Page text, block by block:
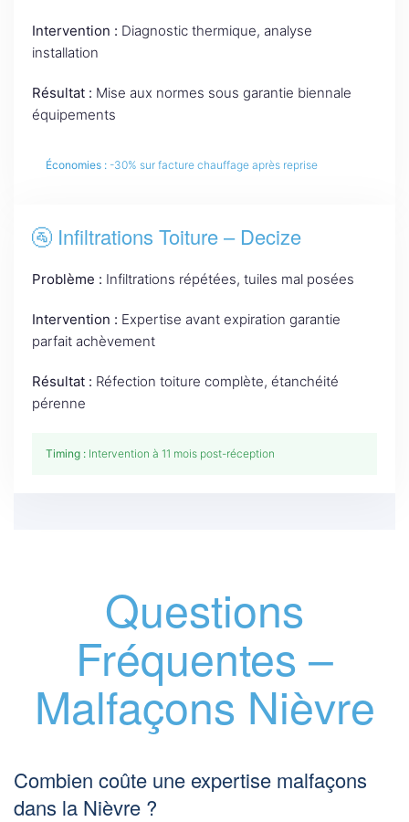
Intervention : Diagnostic thermique, analyse
installation
Résultat : Mise aux normes sous garantie biennale
équipements
Économies : -30% sur facture chauffage après reprise
🚰 Infiltrations Toiture – Decize
Problème : Infiltrations répétées, tuiles mal posées
Intervention : Expertise avant expiration garantie
parfait achèvement
Résultat : Réfection toiture complète, étanchéité
pérenne
Timing : Intervention à 11 mois post-réception
Questions
Fréquentes –
Malfaçons Nièvre
Combien coûte une expertise malfaçons
dans la Nièvre ?